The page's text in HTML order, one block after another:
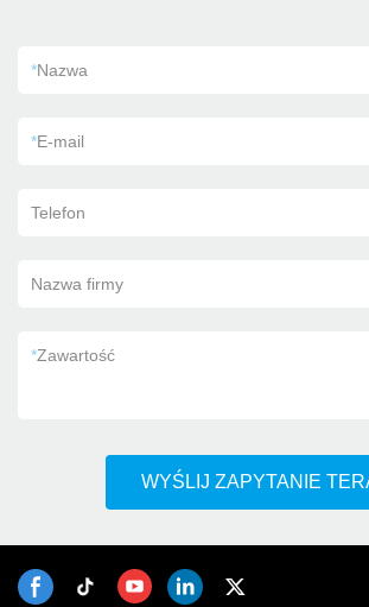
*Nazwa
*E-mail
Telefon
Nazwa firmy
*Zawartość
WYŚLIJ ZAPYTANIE